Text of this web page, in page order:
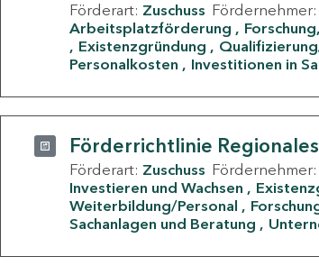
Förderart: Zuschuss Fördernehmer:
Arbeitsplatzförderung
Existenzgründung
Personalkosten
Investitionen in
Förderrichtlinie
Förderart: Zuschuss Fördernehmer:
Investieren und Wachsen
Weiterbildung/Personal
Sachanlagen und Beratung